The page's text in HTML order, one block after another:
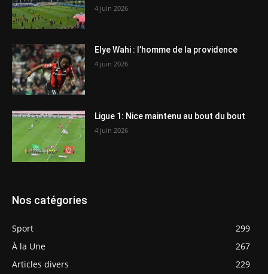
4 juin 2026
Elye Wahi : l’homme de la providence
4 juin 2026
Ligue 1: Nice maintenu au bout du bout
4 juin 2026
Nos catégories
Sport
299
À la Une
267
Articles divers
229